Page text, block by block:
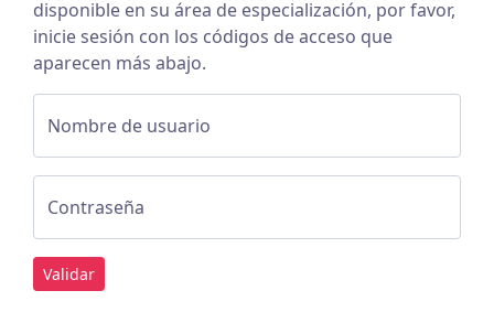
disponible en su área de especialización, por favor,
inicie sesión con los códigos de acceso que
aparecen más abajo.
Nombre de usuario
Contraseña
Validar